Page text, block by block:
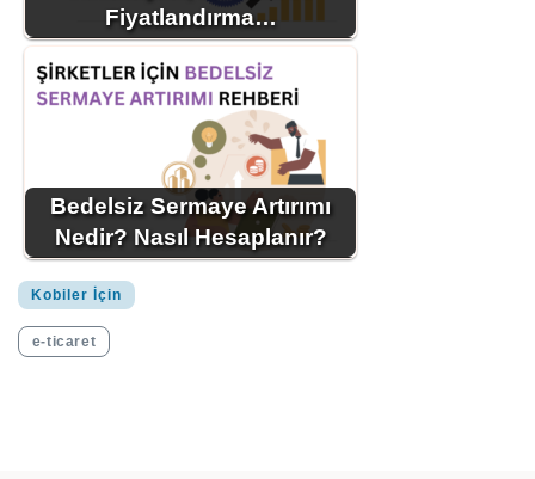
Fiyatlandırma…
Bedelsiz Sermaye Artırımı
Nedir? Nasıl Hesaplanır?
Kobiler İçin
e-ticaret